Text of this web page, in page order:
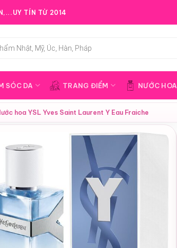
TÍN TỪ 2014
SÓC DA TRANG ĐIỂM NƯỚC HOA
hoa YSL Yves Saint Laurent Y Eau Fraiche